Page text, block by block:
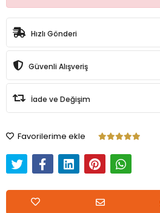
Hızlı Gönderi
Güvenli Alışveriş
İade ve Değişim
Favorilerime ekle